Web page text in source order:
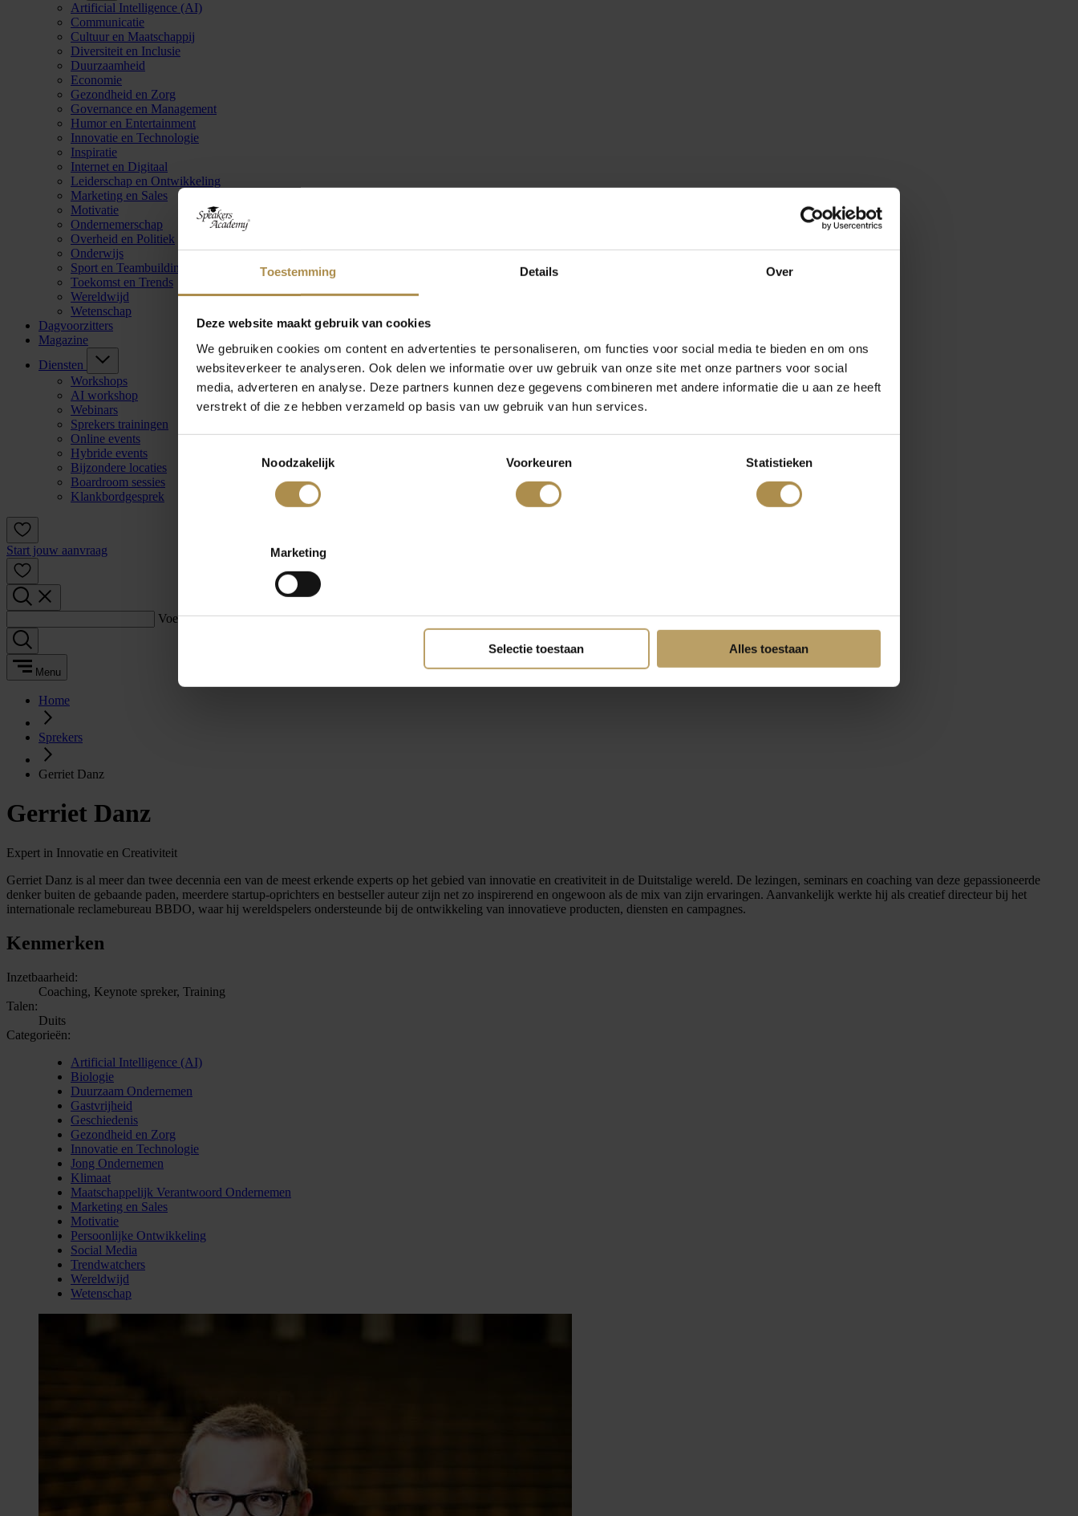
Toestemming Details Over
Deze website maakt gebruik van cookies
We gebruiken cookies om content en advertenties te personaliseren, om functies voor social media te bieden en om ons
websiteverkeer te analyseren. Ook delen we informatie over uw gebruik van onze site met onze partners voor social
media, adverteren en analyse. Deze partners kunnen deze gegevens combineren met andere informatie die u aan ze heeft
verstrekt of die ze hebben verzameld op basis van uw gebruik van hun services.
Noodzakelijk
Voorkeuren Statistieken
Marketing
Selectie toestaan Alles toestaan
Artificial Intelligence (AI)
Communicatie
Cultuur en Maatschappij
Diversiteit en Inclusie
Duurzaamheid
Economie
Gezondheid en Zorg
Governance en Management
Humor en Entertainment
Innovatie en Technologie
Inspiratie
Internet en Digitaal
Leiderschap en Ontwikkeling
Marketing en Sales
Motivatie
Ondernemerschap
Overheid en Politiek
Onderwijs
Sport en Teambuilding
Toekomst en Trends
Wereldwijd
Wetenschap
Dagvoorzitters
Magazine
Diensten
Workshops
AI workshop
Webinars
Sprekers trainingen
Online events
Hybride events
Bijzondere locaties
Boardroom sessies
Klankbordgesprek
Start jouw aanvraag
Voer een zoekterm in:
Menu
Home
Sprekers
Gerriet Danz
Gerriet Danz
Expert in Innovatie en Creativiteit
Gerriet Danz is al meer dan twee decennia een van de meest erkende experts op het gebied van innovatie en creativiteit in de Duitstalige wereld. De lezingen, seminars en coaching van deze gepassioneerde
denker buiten de gebaande paden, meerdere startup-oprichters en bestseller auteur zijn net zo inspirerend en ongewoon als de mix van zijn ervaringen. Aanvankelijk werkte hij als creatief directeur bij het
internationale reclamebureau BBDO, waar hij wereldspelers ondersteunde bij de ontwikkeling van innovatieve producten, diensten en campagnes.
Kenmerken
Inzetbaarheid:
Coaching, Keynote spreker, Training
Talen:
Duits
Categorieën:
Artificial Intelligence (AI)
Biologie
Duurzaam Ondernemen
Gastvrijheid
Geschiedenis
Gezondheid en Zorg
Innovatie en Technologie
Jong Ondernemen
Klimaat
Maatschappelijk Verantwoord Ondernemen
Marketing en Sales
Motivatie
Persoonlijke Ontwikkeling
Social Media
Trendwatchers
Wereldwijd
Wetenschap